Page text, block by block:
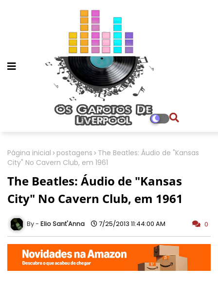
Página inicial postagens
The Beatles: Áudio de "Kansas
City" No Cavern Club, em 1961
The Beatles: Áudio de "Kansas
City" No Cavern Club, em 1961
Elio Sant'Anna 7/25/2013 11:44:00 AM 0